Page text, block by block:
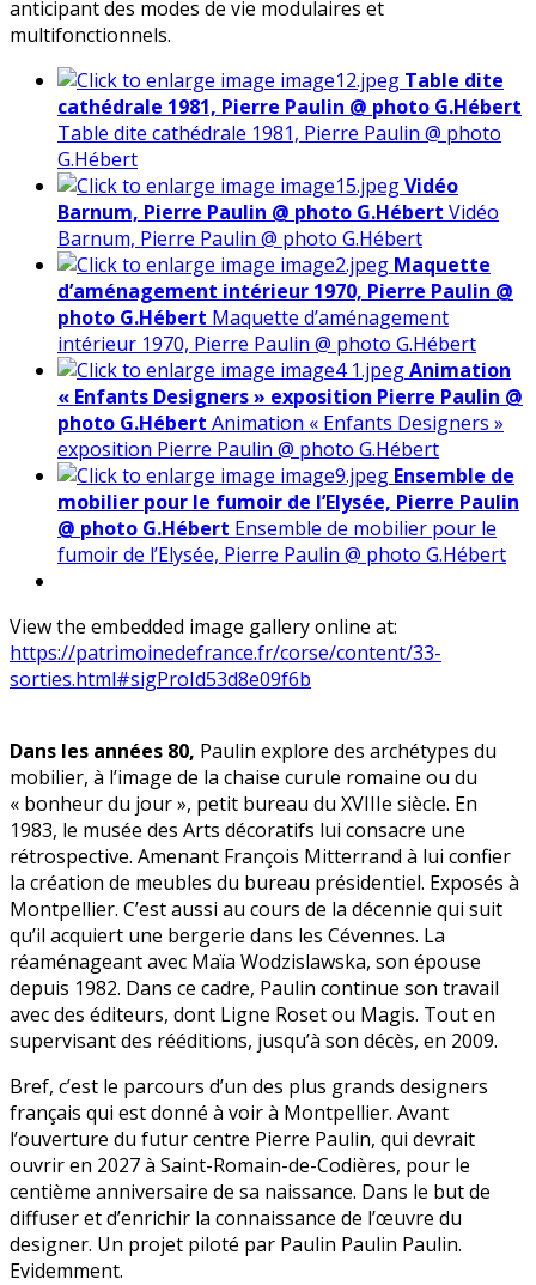
anticipant des modes de vie modulaires et
multifonctionnels.
Table dite
cathédrale 1981, Pierre Paulin @ photo G.Hébert
Table dite cathédrale 1981, Pierre Paulin @ photo
G.Hébert
Vidéo
Barnum, Pierre Paulin @ photo G.Hébert Vidéo
Barnum, Pierre Paulin @ photo G.Hébert
Maquette
d’aménagement intérieur 1970, Pierre Paulin @
photo G.Hébert Maquette d’aménagement
intérieur 1970, Pierre Paulin @ photo G.Hébert
Animation
« Enfants Designers » exposition Pierre Paulin @
photo G.Hébert Animation « Enfants Designers »
exposition Pierre Paulin @ photo G.Hébert
Ensemble de
mobilier pour le fumoir de l’Elysée, Pierre Paulin
@ photo G.Hébert Ensemble de mobilier pour le
fumoir de l’Elysée, Pierre Paulin @ photo G.Hébert
View the embedded image gallery online at:
https://patrimoinedefrance.fr/corse/content/33-
sorties.html#sigProId53d8e09f6b
Dans les années 80, Paulin explore des archétypes du
mobilier, à l’image de la chaise curule romaine ou du
« bonheur du jour », petit bureau du XVIIIe siècle. En
1983, le musée des Arts décoratifs lui consacre une
rétrospective. Amenant François Mitterrand à lui confier
la création de meubles du bureau présidentiel. Exposés à
Montpellier. C’est aussi au cours de la décennie qui suit
qu’il acquiert une bergerie dans les Cévennes. La
réaménageant avec Maïa Wodzislawska, son épouse
depuis 1982. Dans ce cadre, Paulin continue son travail
avec des éditeurs, dont Ligne Roset ou Magis. Tout en
supervisant des rééditions, jusqu’à son décès, en 2009.
Bref, c’est le parcours d’un des plus grands designers
français qui est donné à voir à Montpellier. Avant
l’ouverture du futur centre Pierre Paulin, qui devrait
ouvrir en 2027 à Saint-Romain-de-Codières, pour le
centième anniversaire de sa naissance. Dans le but de
diffuser et d’enrichir la connaissance de l’œuvre du
designer. Un projet piloté par Paulin Paulin Paulin.
Evidemment.